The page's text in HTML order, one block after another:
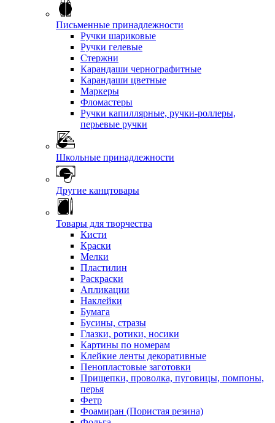
Письменные принадлежности
Ручки шариковые
Ручки гелевые
Стержни
Карандаши чернографитные
Карандаши цветные
Маркеры
Фломастеры
Ручки капиллярные, ручки-роллеры,
перьевые ручки
Школьные принадлежности
Другие канцтовары
Товары для творчества
Кисти
Краски
Мелки
Пластилин
Раскраски
Апликации
Наклейки
Бумага
Бусины, стразы
Глазки, ротики, носики
Картины по номерам
Клейкие ленты декоративные
Пенопластовые заготовки
Прищепки, проволка, пуговицы, помпоны,
перья
Фетр
Фоамиран (Пористая резина)